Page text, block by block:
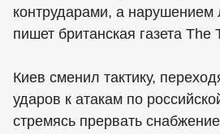
контрударами, а нарушением
пишет британская газета The
Киев сменил тактику,
ударов к атакам по
стремясь прервать